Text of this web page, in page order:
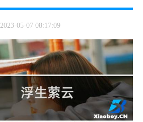
2023-05-07 08:17:09